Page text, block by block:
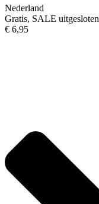
Nederland
Gratis, SALE uitgesloten
€ 6,95